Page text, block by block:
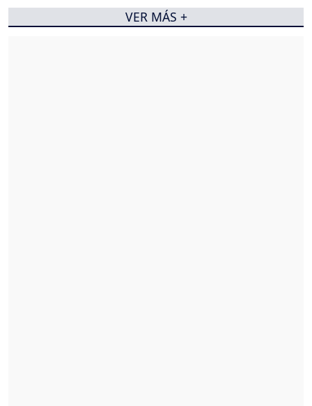
VER MÁS +